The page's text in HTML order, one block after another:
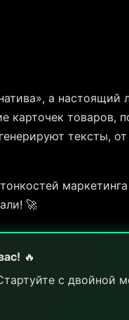
а настоящий
товаров,
тексты,
🚀
🔥
с двойной